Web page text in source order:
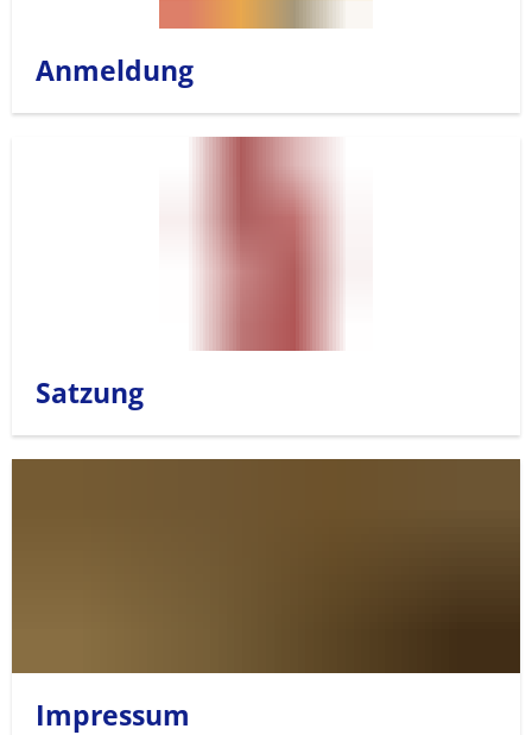
Anmeldung
Satzung
Impressum